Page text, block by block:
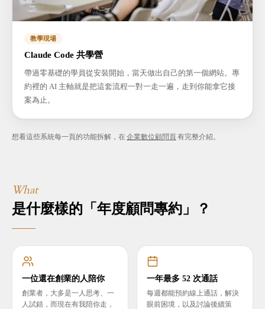
教學現場
Claude Code 共學營
帶過零基礎的學員從安裝開始，當天做出自己的第一個網站。專
約裡的 AI 主軸就是把這套流程一對一走一遍，走到你能拿它接
案為止。
想看這些系統每一頁的功能拆解，在企業數位顧問頁有完整介紹。
What
是什麼樣的「年度顧問專約」？
一位還在創業的人陪你
創業者，大多是一人思考、一
人試錯，而現在有我陪你走，
一年最多 52 次通話
每週都能預約線上通話，解決
眼前困境，以及討論後續策